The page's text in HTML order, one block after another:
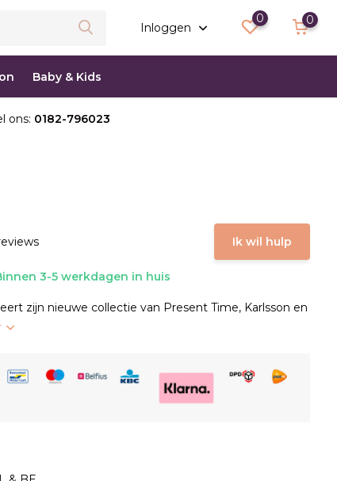
Inloggen
0 0
Baby & Kids
ons: 0182-796023
Ik wil hulp
3-5 werkdagen in huis
zijn nieuwe collectie van Present Time, Karlsson en